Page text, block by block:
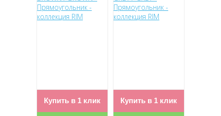
Купить в 1 клик Купить в 1 клик